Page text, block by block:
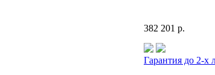
382 201 р.
Гарантия до 2-х